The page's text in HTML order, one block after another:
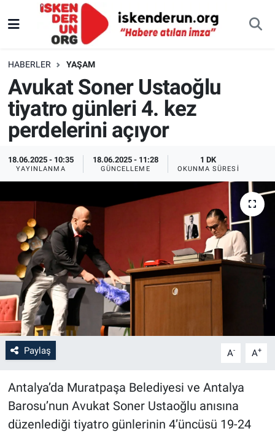
HABERLER YAŞAM
Avukat Soner Ustaoğlu
tiyatro günleri 4. kez
perdelerini açıyor
18.06.2025 - 10:35
YAYINLANMA
18.06.2025 - 11:28
GÜNCELLEME
1 DK
OKUNMA SÜRESI
Paylaş A- A+
Antalya’da Muratpaşa Belediyesi ve Antalya
Barosu’nun Avukat Soner Ustaoğlu anısına
düzenlediği tiyatro günlerinin 4’üncüsü 19-24